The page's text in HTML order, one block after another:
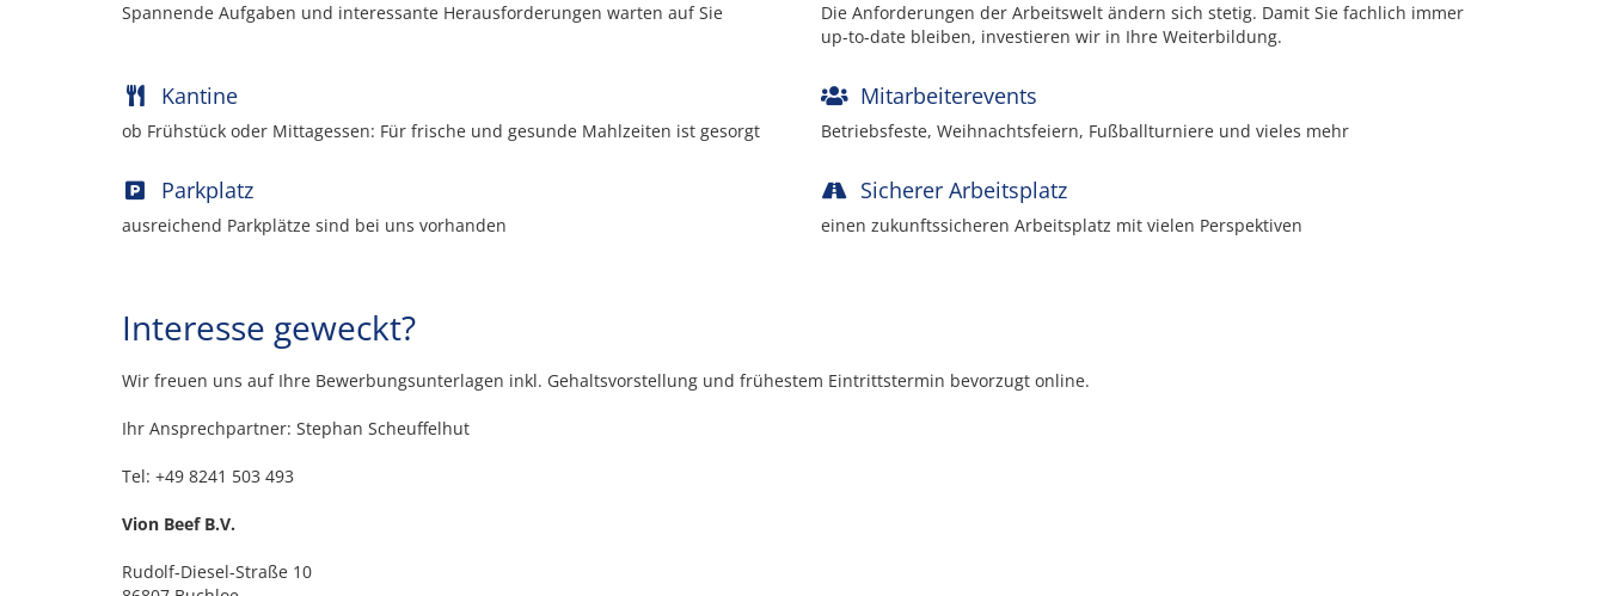
Spannende Aufgaben und interessante Herausforderungen warten auf Sie
Die Anforderungen der Arbeitswelt ändern sich stetig. Damit Sie fachlich immer
up-to-date bleiben, investieren wir in Ihre Weiterbildung.
Kantine
ob Frühstück oder Mittagessen: Für frische und gesunde Mahlzeiten ist gesorgt
Mitarbeiterevents
Betriebsfeste, Weihnachtsfeiern, Fußballturniere und vieles mehr
Parkplatz
ausreichend Parkplätze sind bei uns vorhanden
Sicherer Arbeitsplatz
einen zukunftssicheren Arbeitsplatz mit vielen Perspektiven
Interesse geweckt?
Wir freuen uns auf Ihre Bewerbungsunterlagen inkl. Gehaltsvorstellung und frühestem Eintrittstermin bevorzugt online.
Ihr Ansprechpartner: Stephan Scheuffelhut
Tel: +49 8241 503 493
Vion Beef B.V.
Rudolf-Diesel-Straße 10